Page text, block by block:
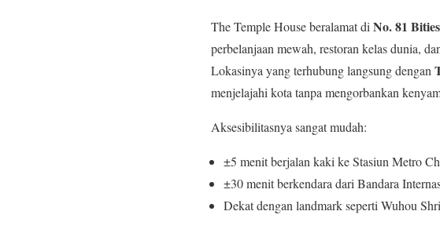
The Temple House beralamat di No. 81
perbelanjaan mewah, restoran kelas dunia,
Lokasinya yang terhubung langsung dengan
menjelajahi kota tanpa mengorbankan
Aksesibilitasnya sangat mudah:
±5 menit berjalan kaki ke Stasiun Metro
±30 menit berkendara dari Bandara
Dekat dengan landmark seperti Wuhou